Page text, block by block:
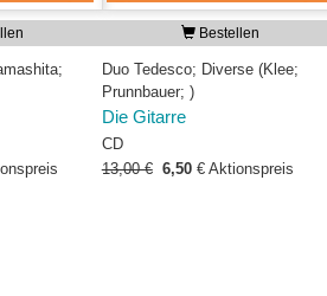
Bestellen
Duo Tedesco; Diverse (Klee;
Prunnbauer; )
Die Gitarre
CD
13,00 € 6,50 €Aktionspreis